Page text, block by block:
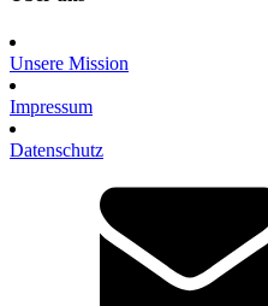
Unsere Mission
Impressum
Datenschutz